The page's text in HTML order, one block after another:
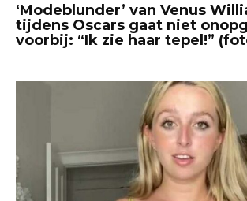
‘Modeblunder’ van Venus
tijdens Oscars gaat niet
voorbij: “Ik zie haar tepel!”